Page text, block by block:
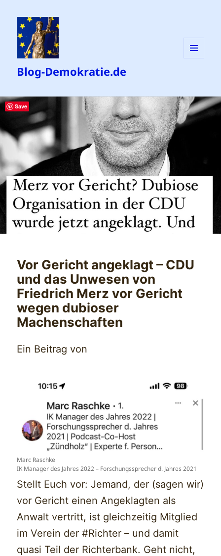
Blog-Demokratie.de
Vor Gericht angeklagt – CDU
und das Unwesen von
Friedrich Merz vor Gericht
wegen dubioser
Machenschaften
Ein Beitrag von
Marc Raschke
IK Manager des Jahres 2022 – Forschungssprecher d. Jahres 2021
Stellt Euch vor: Jemand, der (sagen wir)
vor Gericht einen Angeklagten als
Anwalt vertritt, ist gleichzeitig Mitglied
im Verein der #Richter – und damit
quasi Teil der Richterbank. Geht nicht,
Save